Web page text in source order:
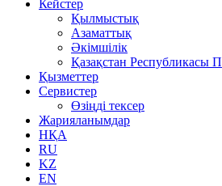
Кейстер
Қылмыстық
Азаматтық
Әкімшілік
Қазақстан Республикасы
Қызметтер
Сервистер
Өзіңді тексер
Жарияланымдар
НҚА
RU
KZ
EN